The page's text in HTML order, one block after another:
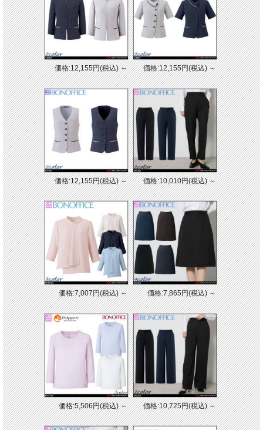
価格:12,155円(税込)～ 価格:12,155円(税込)～
価格:12,155円(税込)～ 価格:10,010円(税込)～
価格:7,007円(税込)～ 価格:7,865円(税込)～
価格:5,506円(税込)～ 価格:10,725円(税込)～